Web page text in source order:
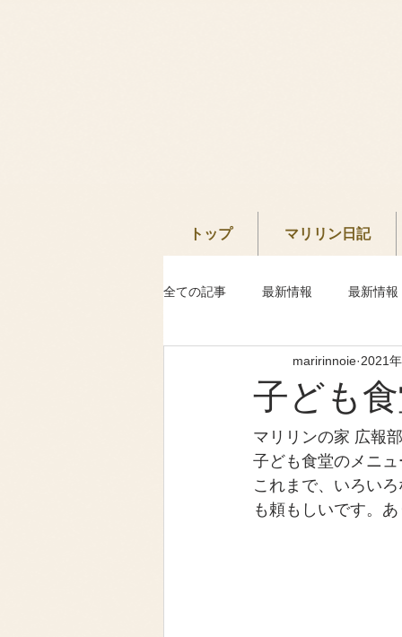
トップ マリリン日記
全ての記事 最新情報 最新情報
子ども
maririnnoie 2021
マリリンの家 広報
子ども食堂のメニ
これまで、いろい
も頼もしいです。